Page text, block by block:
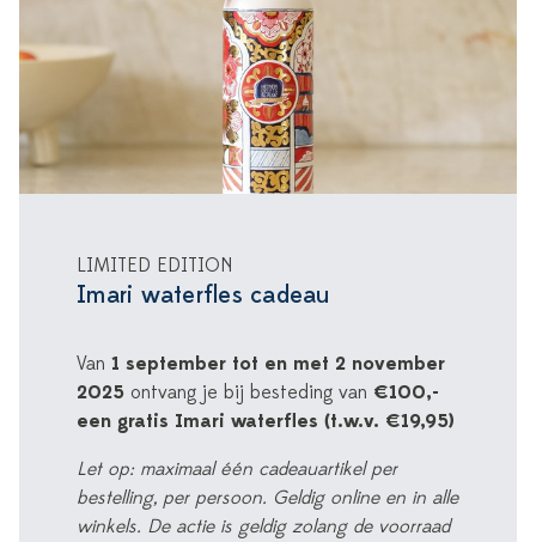
LIMITED EDITION
Imari waterfles cadeau
Van 1 september tot en met 2 november
2025 ontvang je bij besteding van €100,-
een gratis Imari waterfles (t.w.v. €19,95)
Let op: maximaal één cadeauartikel per
bestelling, per persoon. Geldig online en in alle
winkels. De actie is geldig zolang de voorraad